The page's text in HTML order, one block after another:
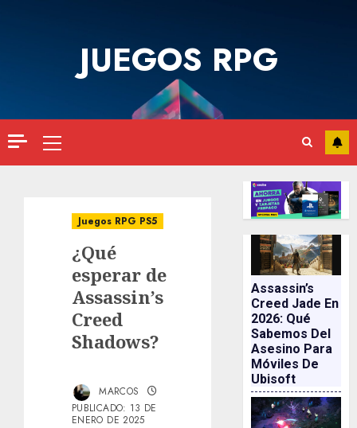
JUEGOS RPG
Menú
principal
Juegos RPG PS5
¿Qué
esperar de
Assassin’s
Creed
Shadows?
MARCOS
PUBLICADO: 13 DE
ENERO DE 2025
Assassin’s
Creed Jade En
2026: Qué
Sabemos Del
Asesino Para
Móviles De
Ubisoft